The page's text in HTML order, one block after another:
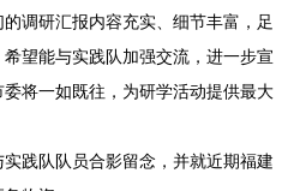
调研汇报内容充实、细节丰富，足
望能与实践队加强交流，进一步宣
将一如既往，为研学活动提供最大
队队员合影留念，并就近期福建